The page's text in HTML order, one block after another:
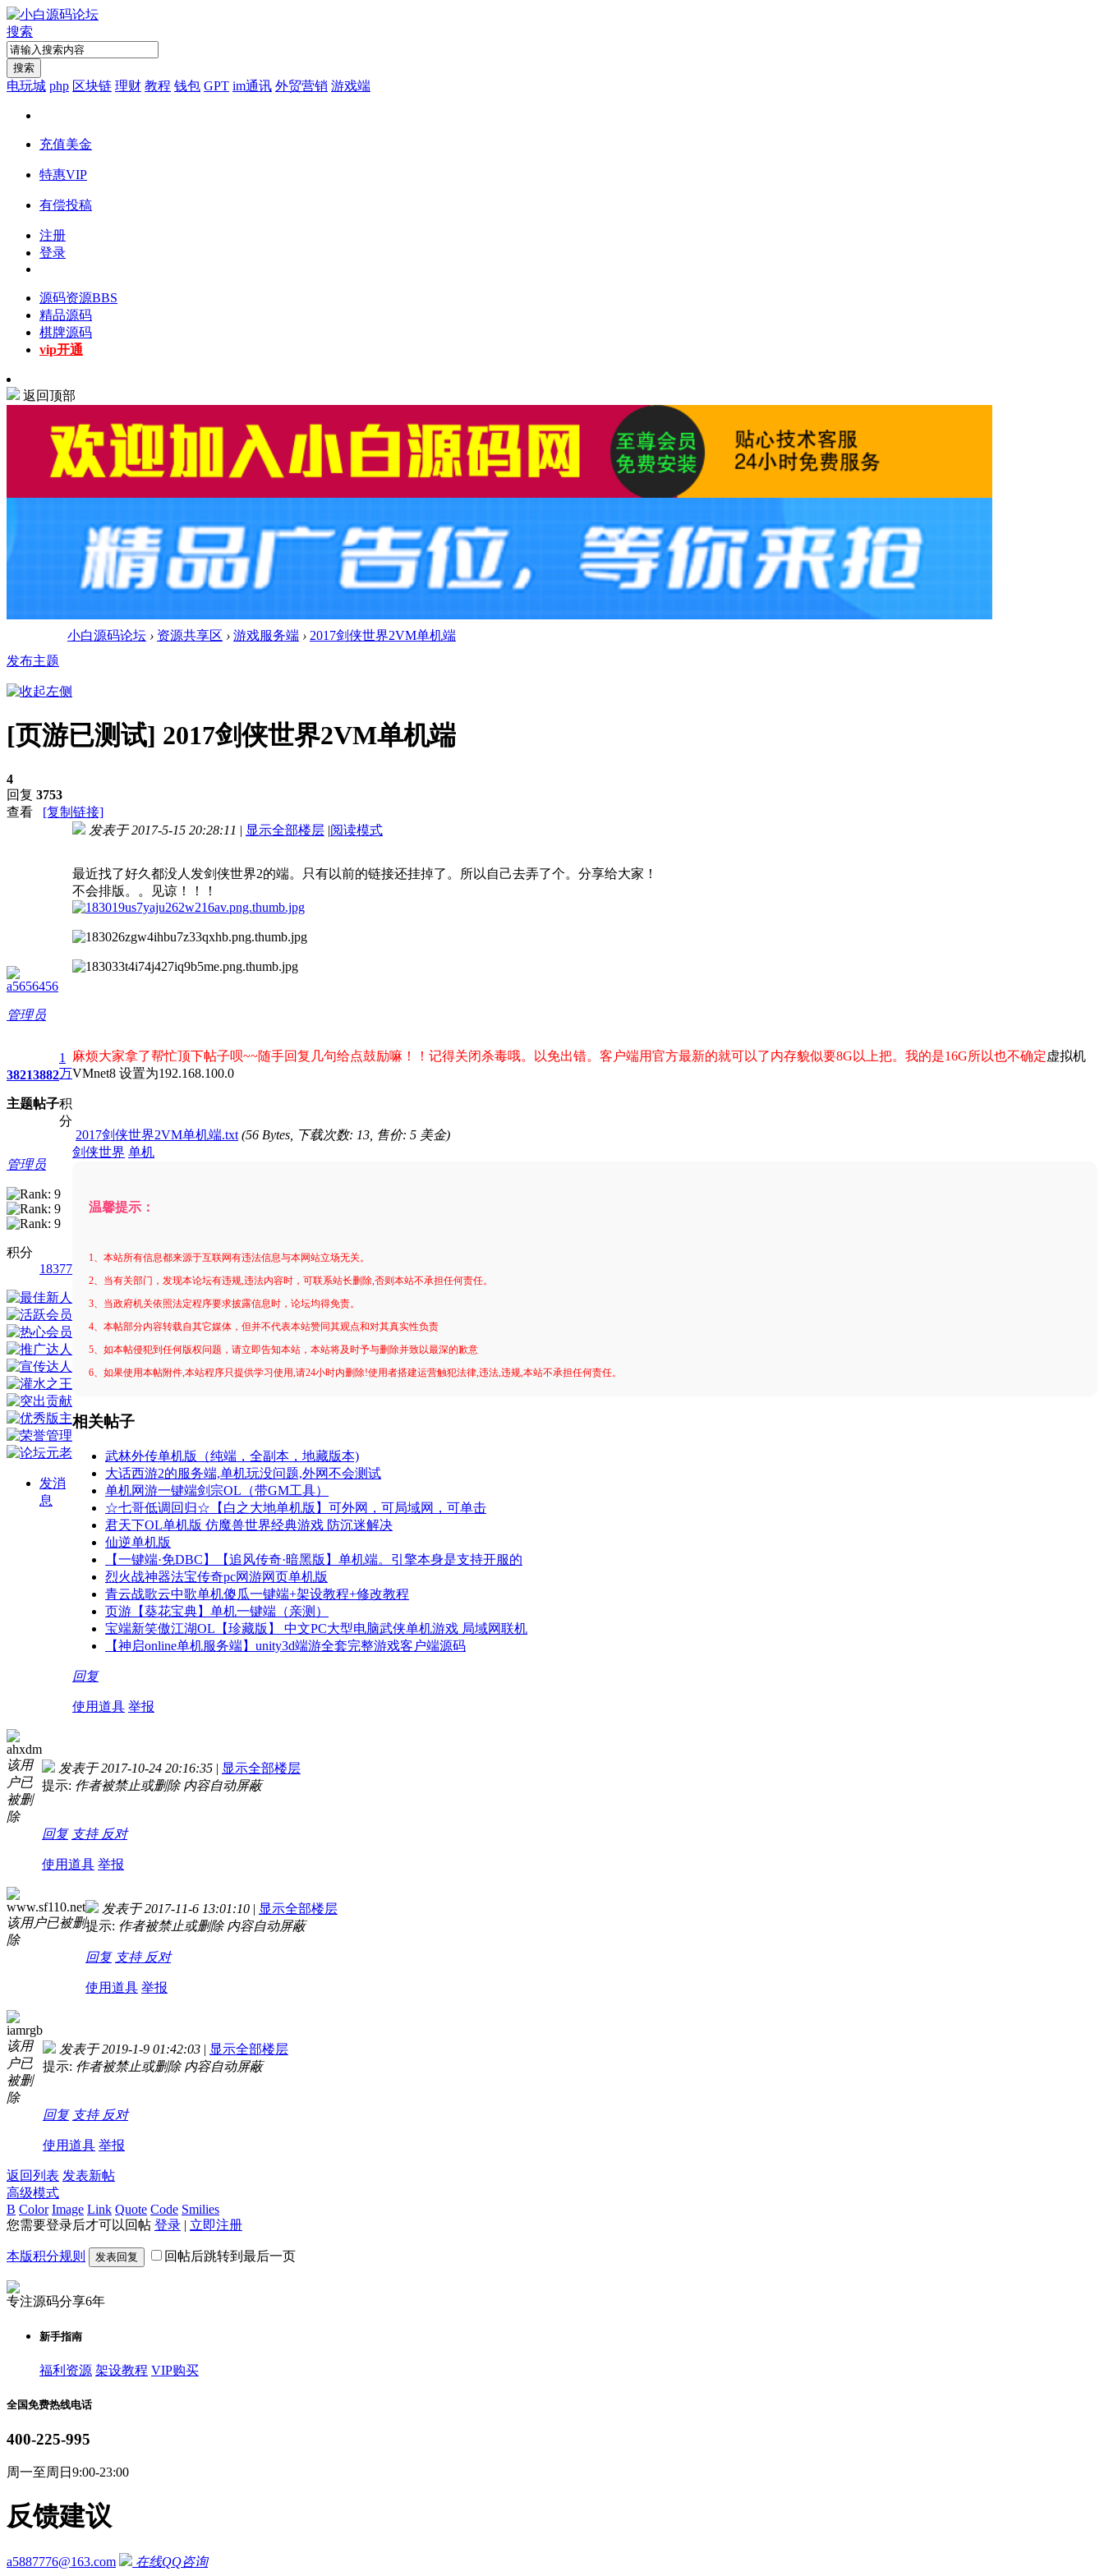
搜索
搜索
电玩城 php 区块链 理财 教程 钱包 GPT im通讯 外贸营销 游戏端
充值美金
特惠VIP
有偿投稿
注册
登录
源码资源BBS
精品源码
棋牌源码
vip开通
返回顶部
小白源码论坛 › 资源共享区 › 游戏服务端 › 2017剑侠世界2VM单机端
发布主题
[页游已测试] 2017剑侠世界2VM单机端
4
回复 3753
查看
[复制链接]
a5656456
管理员
3821
主题
3882
帖子
1
万
积
分
管理员
积分
18377
发消
息
发表于 2017-5-15 20:28:11 | 显示全部楼层 |阅读模式
最近找了好久都没人发剑侠世界2的端。只有以前的链接还挂掉了。所以自己去弄了个。分享给大家！
不会排版。。见谅！！！
麻烦大家拿了帮忙顶下帖子呗~~随手回复几句给点鼓励嘛！！记得关闭杀毒哦。以免出错。 客户端用官方最新的就可以了内存貌似要8G以上把。我的是16G所以也不确定虚拟机
VMnet8 设置为192.168.100.0
2017剑侠世界2VM单机端.txt (56 Bytes, 下载次数: 13, 售价: 5 美金)
剑侠世界 单机
温馨提示：
1、本站所有信息都来源于互联网有违法信息与本网站立场无关。
2、当有关部门，发现本论坛有违规,违法内容时，可联系站长删除,否则本站不承担任何责任。
3、当政府机关依照法定程序要求披露信息时，论坛均得免责。
4、本帖部分内容转载自其它媒体，但并不代表本站赞同其观点和对其真实性负责
5、如本帖侵犯到任何版权问题，请立即告知本站，本站将及时予与删除并致以最深的歉意
6、如果使用本帖附件,本站程序只提供学习使用,请24小时内删除!使用者搭建运营触犯法律,违法,违规,本站不承担任何责任。
相关帖子
武林外传单机版（纯端，全副本，地藏版本)
大话西游2的服务端,单机玩没问题,外网不会测试
单机网游一键端剑宗OL（带GM工具）
☆七哥低调回归☆【白之大地单机版】可外网，可局域网，可单击
君天下OL单机版 仿魔兽世界经典游戏 防沉迷解决
仙逆单机版
【一键端·免DBC】【追风传奇·暗黑版】单机端。引擎本身是支持开服的
烈火战神器法宝传奇pc网游网页单机版
青云战歌云中歌单机傻瓜一键端+架设教程+修改教程
页游【葵花宝典】单机一键端（亲测）
宝端新笑傲江湖OL【珍藏版】 中文PC大型电脑武侠单机游戏 局域网联机
【神启online单机服务端】unity3d端游全套完整游戏客户端源码
回复
使用道具 举报
ahxdm
该用
户已
被删
除
发表于 2017-10-24 20:16:35 | 显示全部楼层
提示: 作者被禁止或删除 内容自动屏蔽
回复 支持 反对
使用道具 举报
www.sf110.net
该用户已被删
除
发表于 2017-11-6 13:01:10 | 显示全部楼层
提示: 作者被禁止或删除 内容自动屏蔽
回复 支持 反对
使用道具 举报
iamrgb
该用
户已
被删
除
发表于 2019-1-9 01:42:03 | 显示全部楼层
提示: 作者被禁止或删除 内容自动屏蔽
回复 支持 反对
使用道具 举报
返回列表 发表新帖
高级模式
B Color Image Link Quote Code Smilies
您需要登录后才可以回帖 登录 | 立即注册
本版积分规则 发表回复 回帖后跳转到最后一页
专注源码分享6年
新手指南
福利资源 架设教程 VIP购买
全国免费热线电话
400-225-995
周一至周日9:00-23:00
反馈建议
a5887776@163.com 在线QQ咨询